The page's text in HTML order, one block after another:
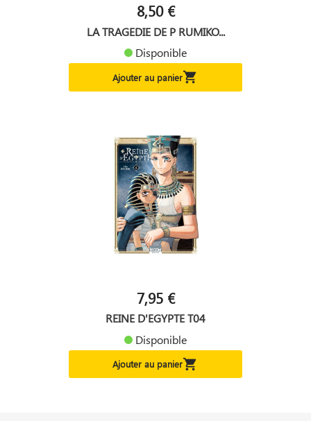
8,50 €
LA TRAGEDIE DE P RUMIKO...
Disponible
Ajouter au panier
7,95 €
REINE D'EGYPTE T04
Disponible
Ajouter au panier